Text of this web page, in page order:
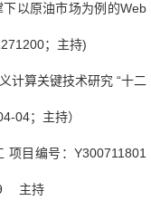
以原油市场为例的Web
；主持)
计算关键技术研究 “十二
04；主持）
项目编号：Y300711801
主持